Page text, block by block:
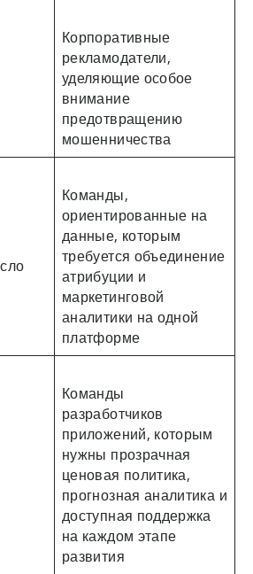
Корпоративные
рекламодатели,
уделяющие особое
внимание
предотвращению
мошенничества
Команды,
ориентированные на
данные, которым
требуется объединение
атрибуции и
маркетинговой
аналитики на одной
платформе
Команды
разработчиков
приложений, которым
нужны прозрачная
ценовая политика,
прогнозная аналитика и
доступная поддержка
на каждом этапе
развития